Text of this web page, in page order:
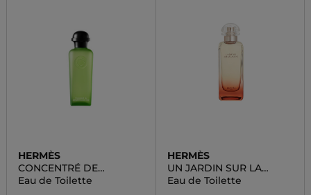
HERMÈS
CONCENTRÉ DE
PAMPLEMOUSSE ROSE
Eau de Toilette
HERMÈS
UN JARDIN SUR LA
LAGUNE
Eau de Toilette